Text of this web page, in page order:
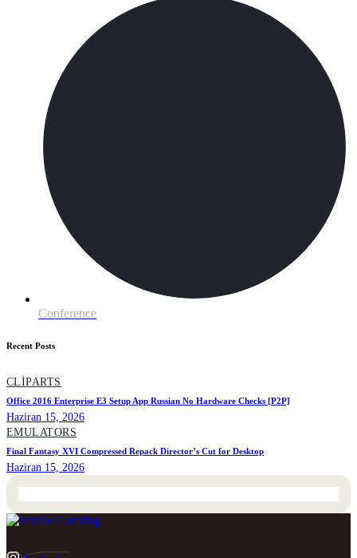
Conference
Recent Posts
CLIPARTS
Office 2016 Enterprise E3 Setup App Russian No Hardware Checks [P2P]
Haziran 15, 2026
EMULATORS
Final Fantasy XVI Compressed Repack Director’s Cut for Desktop
Haziran 15, 2026